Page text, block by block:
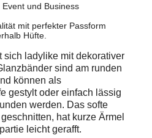
und Business
mit perfekter Passform
Hüfte.
sich ladylike mit dekorativer
sind am runden
können als
gestylt oder einfach lässig
werden. Das softe
hat kurze Ärmel
leicht gerafft.